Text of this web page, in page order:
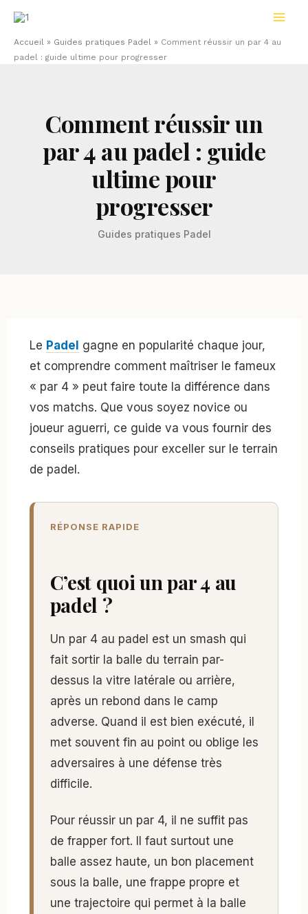
contenu
Accueil » Guides pratiques Padel » Comment réussir un par 4 au
padel : guide ultime pour progresser
Comment réussir un
par 4 au padel : guide
ultime pour
progresser
Guides pratiques Padel
Le Padel gagne en popularité chaque jour,
et comprendre comment maîtriser le fameux
« par 4 » peut faire toute la différence dans
vos matchs. Que vous soyez novice ou
joueur aguerri, ce guide va vous fournir des
conseils pratiques pour exceller sur le terrain
de padel.
RÉPONSE RAPIDE
C’est quoi un par 4 au
padel ?
Un par 4 au padel est un smash qui
fait sortir la balle du terrain par-
dessus la vitre latérale ou arrière,
après un rebond dans le camp
adverse. Quand il est bien exécuté, il
met souvent fin au point ou oblige les
adversaires à une défense très
difficile.
Pour réussir un par 4, il ne suffit pas
de frapper fort. Il faut surtout une
balle assez haute, un bon placement
sous la balle, une frappe propre et
une trajectoire qui permet à la balle